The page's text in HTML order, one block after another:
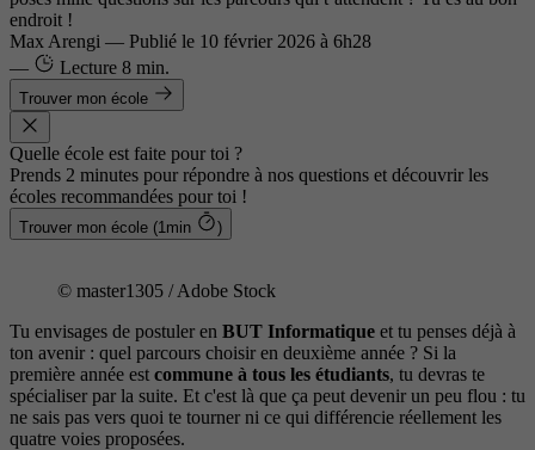
endroit !
Max Arengi — Publié le 10 février 2026 à 6h28
—
Lecture 8 min.
Trouver mon école
Quelle école est faite pour toi ?
Prends 2 minutes pour répondre à nos questions et découvrir les
écoles recommandées pour toi !
Trouver mon école (1min )
© master1305 / Adobe Stock
Tu envisages de postuler en BUT Informatique et tu penses déjà à
ton avenir : quel parcours choisir en deuxième année ? Si la
première année est commune à tous les étudiants, tu devras te
spécialiser par la suite. Et c'est là que ça peut devenir un peu flou : tu
ne sais pas vers quoi te tourner ni ce qui différencie réellement les
quatre voies proposées.